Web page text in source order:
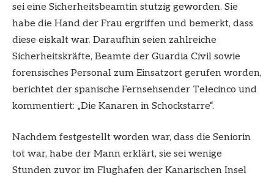
sei eine Sicherheitsbeamtin stutzig geworden. Sie
habe die Hand der Frau ergriffen und bemerkt, dass
diese eiskalt war. Daraufhin seien zahlreiche
Sicherheitskräfte, Beamte der Guardia Civil sowie
forensisches Personal zum Einsatzort gerufen worden,
berichtet der spanische Fernsehsender Telecinco und
kommentiert: „Die Kanaren in Schockstarre“.
Nachdem festgestellt worden war, dass die Seniorin
tot war, habe der Mann erklärt, sie sei wenige
Stunden zuvor im Flughafen der Kanarischen Insel